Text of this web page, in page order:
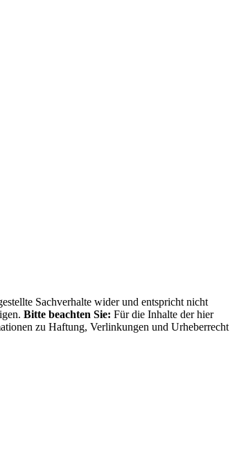
Sachverhalte wider und entspricht nicht
Bitte beachten Sie: Für die Inhalte der hier
zu Haftung, Verlinkungen und Urheberrecht